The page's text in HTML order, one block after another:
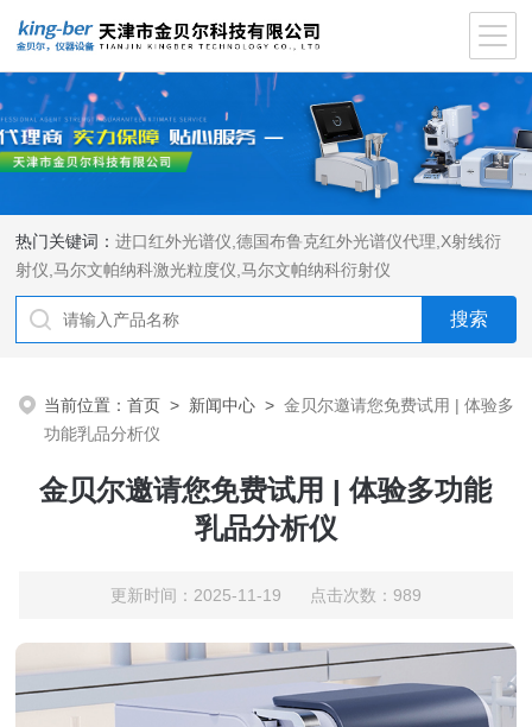
热门关键词：进口红外光谱仪 ,德国布鲁克红外光谱仪代理 X射线衍
射仪 ,马尔文帕纳科激光粒度仪 ,马尔文帕纳科衍射仪
当前位置：首页 > 新闻中心 >金贝尔邀请您免费试用 | 体验多
功能乳品分析仪
金贝尔邀请您免费试用 | 体验多功能
乳品分析仪
更新时间：2025-11-19 点击次数：989